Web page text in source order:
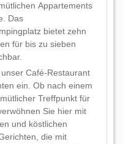
Appartements
Das
bietet zehn
für bis zu sieben
Café-Restaurant
ein. Ob nach einem
Treffpunkt für
Sie hier mit
und köstlichen
die mit